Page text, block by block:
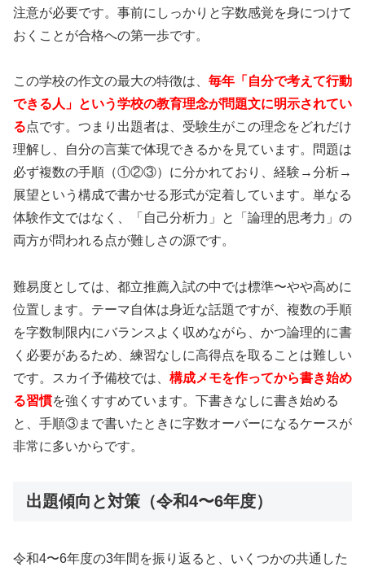
注意が必要です。事前にしっかりと字数感覚を身につけて
おくことが合格への第一歩です。
この学校の作文の最大の特徴は、 毎年「自分で考えて行動
できる人」という学校の教育理念が問題文に明示されてい
る点です。つまり出題者は、受験生がこの理念をどれだけ
理解し、自分の言葉で体現できるかを見ています。問題は
必ず複数の手順（①②③）に分かれており、経験→分析→
展望という構成で書かせる形式が定着しています。単なる
体験作文ではなく、「自己分析力」と「論理的思考力」の
両方が問われる点が難しさの源です。
難易度としては、都立推薦入試の中では標準〜やや高めに
位置します。テーマ自体は身近な話題ですが、複数の手順
を字数制限内にバランスよく収めながら、かつ論理的に書
く必要があるため、練習なしに高得点を取ることは難しい
です。スカイ予備校では、 構成メモを作ってから書き始め
る習慣を強くすすめています。下書きなしに書き始める
と、手順③まで書いたときに字数オーバーになるケースが
非常に多いからです。
出題傾向と対策（令和4〜6年度）
令和4〜6年度の3年間を振り返ると、いくつかの共通した